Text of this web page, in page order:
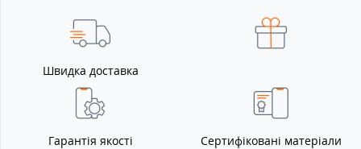
Швидка доставка
Гарантія якості Сертифіковані матеріали